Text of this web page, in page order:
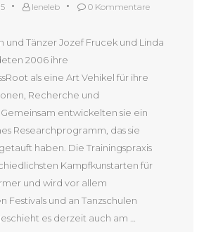
leneleb 0 Kommentare
und Tänzer Jozef Frucek und Linda
2006 ihre
als eine Art Vehikel für ihre
Recherche und
entwickelten sie ein
Researchprogramm, das sie
haben. Die Trainingspraxis
Kampfkunstarten für
und wird vor allem
Festivals und an Tanzschulen
es derzeit auch am …